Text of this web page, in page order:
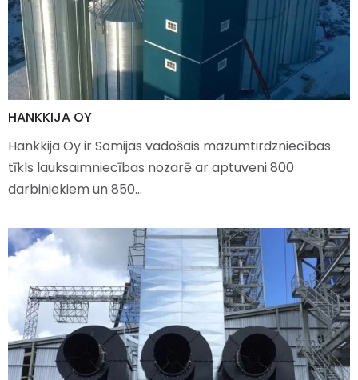
HANKKIJA OY
Hankkija Oy ir Somijas vadošais mazumtirdzniecības
tīkls lauksaimniecības nozarē ar aptuveni 800
darbiniekiem un 850…